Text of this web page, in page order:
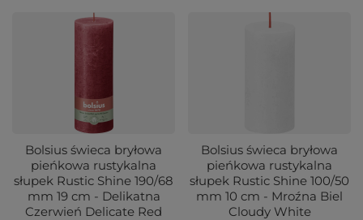
Bolsius świeca bryłowa
pieńkowa rustykalna
słupek Rustic Shine 190/68
mm 19 cm - Delikatna
Czerwień Delicate Red
Bolsius świeca bryłowa
pieńkowa rustykalna
słupek Rustic Shine 100/50
mm 10 cm - Mroźna Biel
Cloudy White